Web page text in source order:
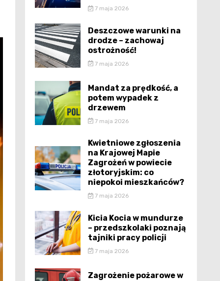
7 maja 2026
Deszczowe warunki na
drodze – zachowaj
ostrożność!
7 maja 2026
Mandat za prędkość, a
potem wypadek z
drzewem
7 maja 2026
Kwietniowe zgłoszenia
na Krajowej Mapie
Zagrożeń w powiecie
złotoryjskim: co
niepokoi mieszkańców?
7 maja 2026
Kicia Kocia w mundurze
– przedszkolaki poznają
tajniki pracy policji
7 maja 2026
Zagrożenie pożarowe w